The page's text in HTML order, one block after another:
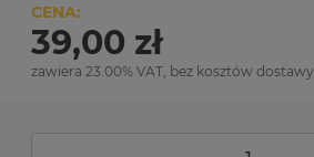
CENA:
39,00 zł
zawiera 23.00% VAT, bez kosztów dostawy